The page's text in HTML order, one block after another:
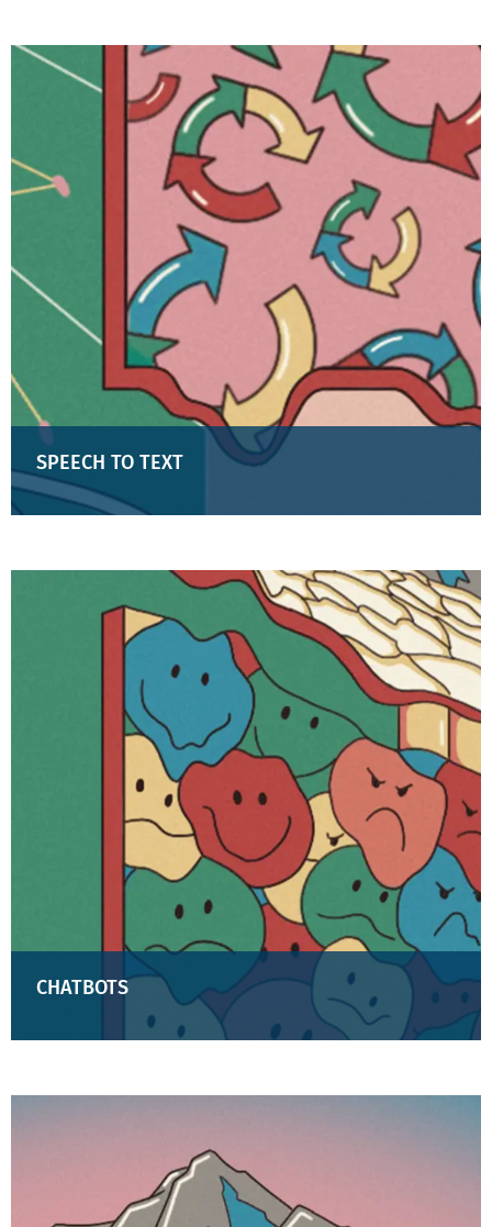
SPEECH TO TEXT
CHATBOTS